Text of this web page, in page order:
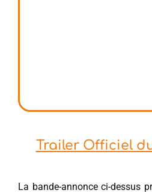
Trailer Officiel
La bande-annonce ci-dessus